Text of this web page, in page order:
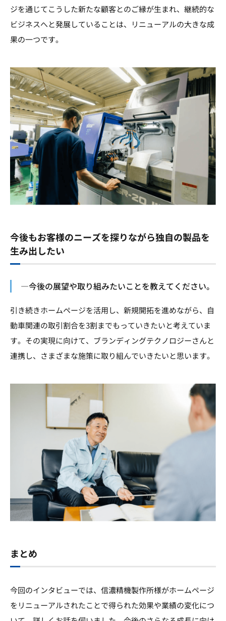
ジを通じてこうした新たな顧客とのご縁が生まれ、継続的な
ビジネスへと発展していることは、リニューアルの大きな成
果の一つです。
今後もお客様のニーズを探りながら独自の製品を
生み出したい
―今後の展望や取り組みたいことを教えてください。
引き続きホームページを活用し、新規開拓を進めながら、自
動車関連の取引割合を3割までもっていきたいと考えていま
す。その実現に向けて、ブランディングテクノロジーさんと
連携し、さまざまな施策に取り組んでいきたいと思います。
まとめ
今回のインタビューでは、信濃精機製作所様がホームページ
をリニューアルされたことで得られた効果や業績の変化につ